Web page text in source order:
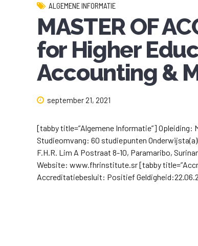
ALGEMENE INFORMATIE
MASTER OF
for Higher
Accounting &
september 21, 2021
[tabby title=”Algemene Informatie”]
Studieomvang: 60 studiepunten
F.H.R. Lim A Postraat 8-10, Paramaribo,
Website: www.fhrinstitute.sr [tabby
Accreditatiebesluit: Positief